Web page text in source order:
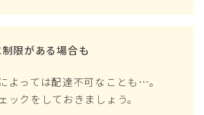
限がある場合も
よっては配達不可なことも…。
ックをしておきましょう。